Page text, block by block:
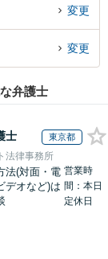
の弁護士に相談予約
変更
変更
弁護士
士 東京都
法律事務所
法(対面・電
デオなど)は
営業時
間：本日
定休日